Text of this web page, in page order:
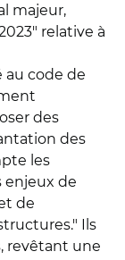
majeur,
relative à
au code de
des
des
les
enjeux de
de
Ils
revêtant une